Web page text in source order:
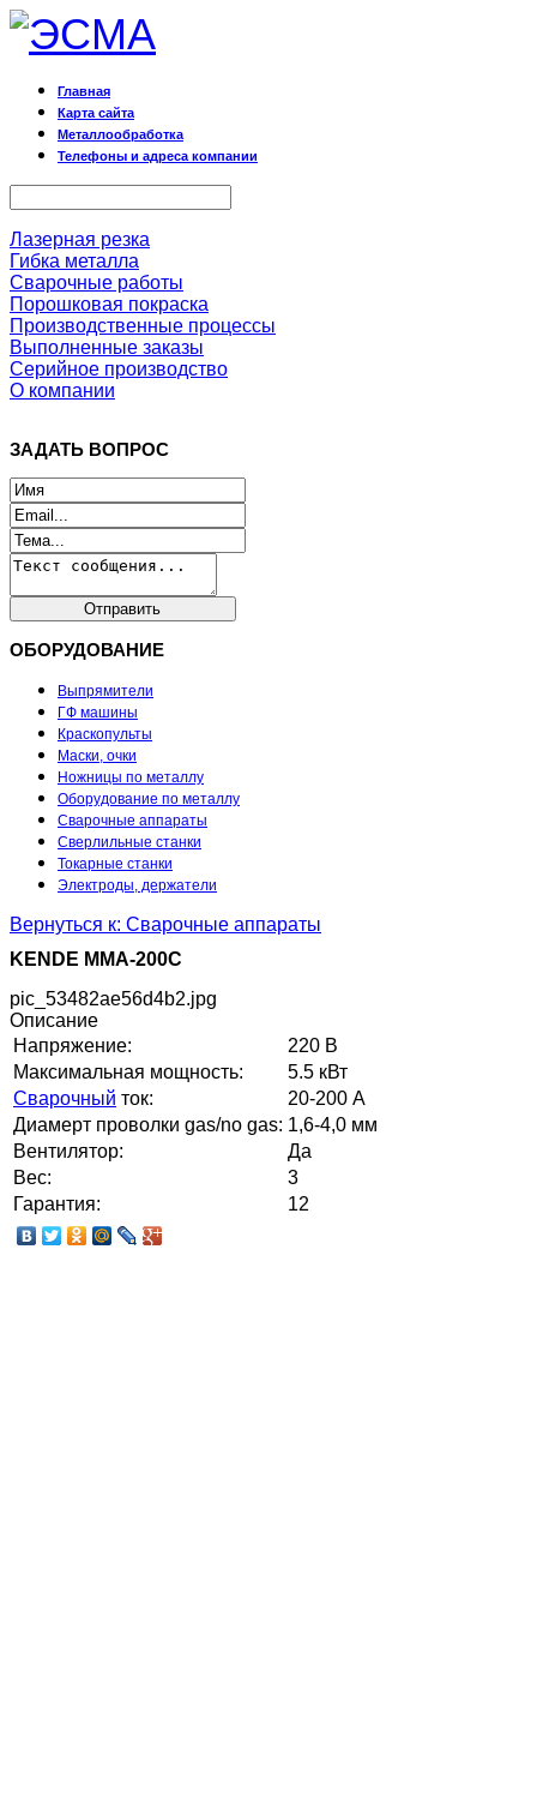
Главная
Карта сайта
Металлообработка
Телефоны и адреса компании
Лазерная резка
Гибка металла
Сварочные работы
Порошковая покраска
Производственные процессы
Выполненные заказы
Серийное производство
О компании
ЗАДАТЬ ВОПРОС
ОБОРУДОВАНИЕ
Выпрямители
ГФ машины
Краскопульты
Маски, очки
Ножницы по металлу
Оборудование по металлу
Сварочные аппараты
Сверлильные станки
Токарные станки
Электроды, держатели
Вернуться к: Сварочные аппараты
KENDE ММА-200С
pic_53482ae56d4b2.jpg
Описание
Напряжение:
220 В
Максимальная мощность:
5.5 кВт
Сварочный ток:
20-200 А
Диамерт проволки gas/no gas: 1,6-4,0 мм
Вентилятор:
Да
Вес:
3
Гарантия:
12